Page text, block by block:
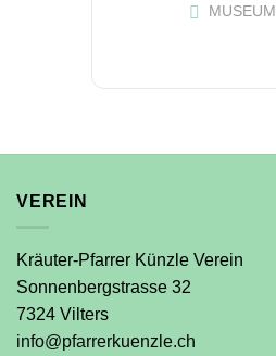
MUSEUM
VEREIN
Kräuter-Pfarrer Künzle Verein
Sonnenbergstrasse 32
7324 Vilters
info@pfarrerkuenzle.ch